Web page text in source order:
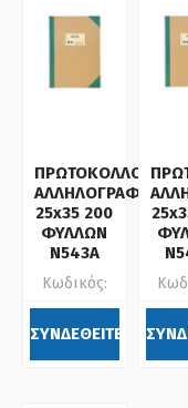
ΠΡΩΤΟΚΟΛΛΟ
ΑΛΛΗΛΟΓΡΑΦΙΑΣ
25x35 200
ΦΥΛΛΩΝ
Ν543Α
Κωδικός:
358700
ΣΥΝΔΕΘΕΙΤΕ